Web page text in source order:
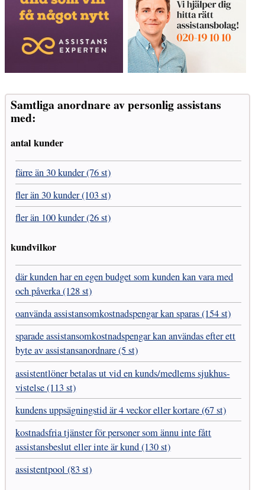
Samtliga anordnare av personlig assistans
med:
antal kunder
färre än 30 kunder (76 st)
fler än 30 kunder (103 st)
fler än 100 kunder (26 st)
kundvilkor
där kunden har en egen budget som kunden kan vara med
och påverka (128 st)
oanvända assistans­omkostnads­pengar kan sparas (154 st)
sparade assistans­omkostnads­pengar kan användas efter ett
byte av assistans­anordnare (5 st)
assistent­löner betalas ut vid en kunds/medlems sjukhus­
vistelse (113 st)
kundens uppsägnings­tid är 4 veckor eller kortare (67 st)
kostnads­fria tjänster för personer som ännu inte fått
assistans­beslut eller inte är kund (130 st)
assistentpool (83 st)